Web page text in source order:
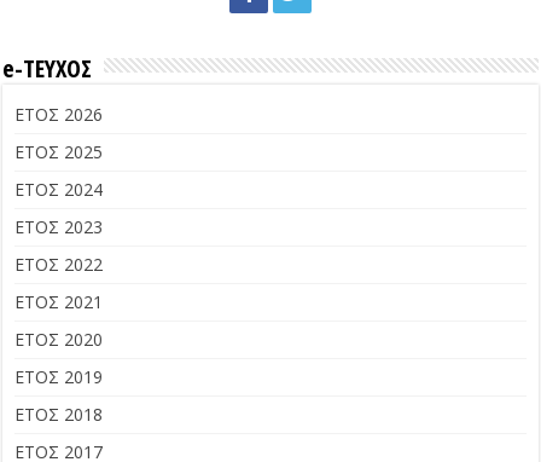
e-ΤΕΥΧΟΣ
ΕΤΟΣ 2026
ΕΤΟΣ 2025
ΕΤΟΣ 2024
ΕΤΟΣ 2023
ΕΤΟΣ 2022
ΕΤΟΣ 2021
ΕΤΟΣ 2020
ΕΤΟΣ 2019
ΕΤΟΣ 2018
ΕΤΟΣ 2017